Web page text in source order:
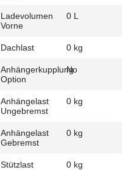
Ladevolumen
Vorne
0 L
Dachlast 0 kg
Anhängerkupplung
Option
No
Anhängelast
Ungebremst
0 kg
Anhängelast
Gebremst
0 kg
Stützlast 0 kg